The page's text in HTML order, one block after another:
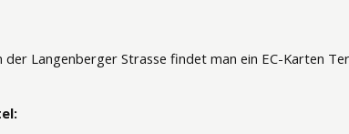
Langenberger Strasse findet man ein EC-Karten